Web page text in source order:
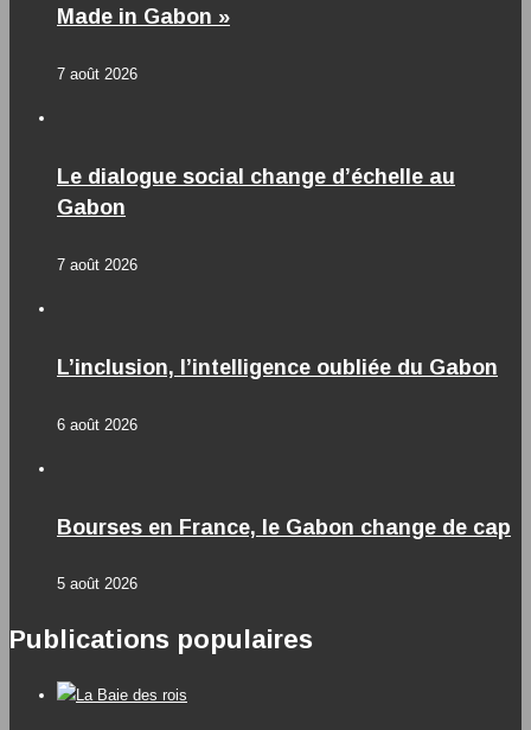
Made in Gabon »
7 août 2026
Le dialogue social change d’échelle au
Gabon
7 août 2026
L’inclusion, l’intelligence oubliée du Gabon
6 août 2026
Bourses en France, le Gabon change de cap
5 août 2026
Publications populaires